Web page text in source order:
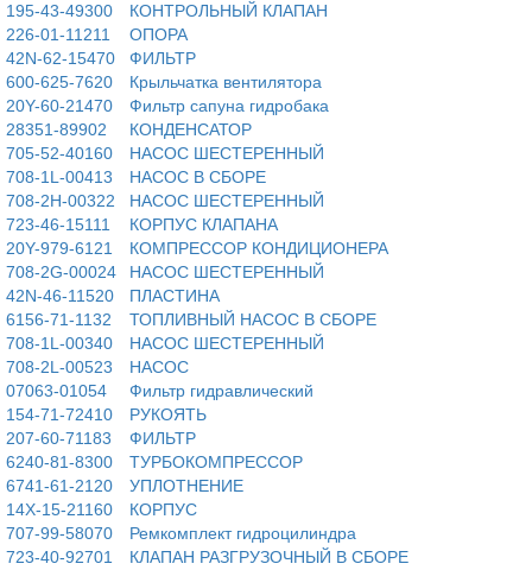
195-43-49300
КОНТРОЛЬНЫЙ КЛАПАН
226-01-11211
ОПОРА
42N-62-15470
ФИЛЬТР
600-625-7620
Крыльчатка вентилятора
20Y-60-21470
Фильтр сапуна гидробака
28351-89902
КОНДЕНСАТОР
705-52-40160
НАСОС ШЕСТЕРЕННЫЙ
708-1L-00413
НАСОС В СБОРЕ
708-2H-00322
НАСОС ШЕСТЕРЕННЫЙ
723-46-15111
КОРПУС КЛАПАНА
20Y-979-6121
КОМПРЕССОР КОНДИЦИОНЕРА
708-2G-00024
НАСОС ШЕСТЕРЕННЫЙ
42N-46-11520
ПЛАСТИНА
6156-71-1132
ТОПЛИВНЫЙ НАСОС В СБОРЕ
708-1L-00340
НАСОС ШЕСТЕРЕННЫЙ
708-2L-00523
НАСОС
07063-01054
Фильтр гидравлический
154-71-72410
РУКОЯТЬ
207-60-71183
ФИЛЬТР
6240-81-8300
ТУРБОКОМПРЕССОР
6741-61-2120
УПЛОТНЕНИЕ
14X-15-21160
КОРПУС
707-99-58070
Ремкомплект гидроцилиндра
723-40-92701
КЛАПАН РАЗГРУЗОЧНЫЙ В СБОРЕ